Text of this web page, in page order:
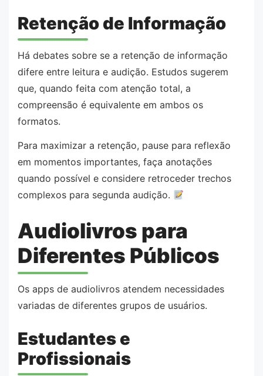
Retenção de Informação
Há debates sobre se a retenção de informação
difere entre leitura e audição. Estudos sugerem
que, quando feita com atenção total, a
compreensão é equivalente em ambos os
formatos.
Para maximizar a retenção, pause para reflexão
em momentos importantes, faça anotações
quando possível e considere retroceder trechos
complexos para segunda audição.
Audiolivros para
Diferentes Públicos
Os apps de audiolivros atendem necessidades
variadas de diferentes grupos de usuários.
Estudantes e
Profissionais